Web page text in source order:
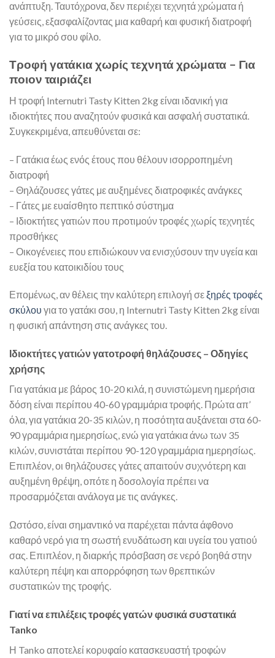
ανάπτυξη. Ταυτόχρονα, δεν περιέχει τεχνητά χρώματα ή
γεύσεις, εξασφαλίζοντας μια καθαρή και φυσική διατροφή
για το μικρό σου φίλο.
Τροφή γατάκια χωρίς τεχνητά χρώματα – Για
ποιον ταιριάζει
Η τροφή Internutri Tasty Kitten 2kg είναι ιδανική για
ιδιοκτήτες που αναζητούν φυσικά και ασφαλή συστατικά.
Συγκεκριμένα, απευθύνεται σε:
– Γατάκια έως ενός έτους που θέλουν ισορροπημένη
διατροφή
– Θηλάζουσες γάτες με αυξημένες διατροφικές ανάγκες
– Γάτες με ευαίσθητο πεπτικό σύστημα
– Ιδιοκτήτες γατιών που προτιμούν τροφές χωρίς τεχνητές
προσθήκες
– Οικογένειες που επιδιώκουν να ενισχύσουν την υγεία και
ευεξία του κατοικιδίου τους
Επομένως, αν θέλεις την καλύτερη επιλογή σεξηρές τροφές
σκύλου για το γατάκι σου, η Internutri Tasty Kitten 2kg είναι
η φυσική απάντηση στις ανάγκες του.
Ιδιοκτήτες γατιών γατοτροφή θηλάζουσες – Οδηγίες
χρήσης
Για γατάκια με βάρος 10-20 κιλά, η συνιστώμενη ημερήσια
δόση είναι περίπου 40-60 γραμμάρια τροφής. Πρώτα απ’
όλα, για γατάκια 20-35 κιλών, η ποσότητα αυξάνεται στα 60-
90 γραμμάρια ημερησίως, ενώ για γατάκια άνω των 35
κιλών, συνιστάται περίπου 90-120 γραμμάρια ημερησίως.
Επιπλέον, οι θηλάζουσες γάτες απαιτούν συχνότερη και
αυξημένη θρέψη, οπότε η δοσολογία πρέπει να
προσαρμόζεται ανάλογα με τις ανάγκες.
Ωστόσο, είναι σημαντικό να παρέχεται πάντα άφθονο
καθαρό νερό για τη σωστή ενυδάτωση και υγεία του γατιού
σας. Επιπλέον, η διαρκής πρόσβαση σε νερό βοηθά στην
καλύτερη πέψη και απορρόφηση των θρεπτικών
συστατικών της τροφής.
Γιατί να επιλέξεις τροφές γατών φυσικά συστατικά
Tanko
Η Tanko αποτελεί κορυφαίο κατασκευαστή τροφών